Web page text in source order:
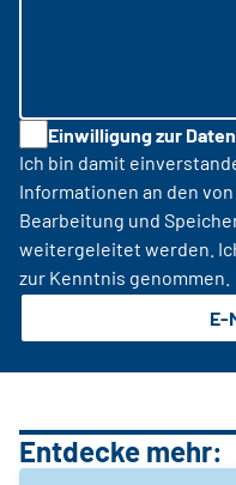
Einwilligung zur
Ich bin damit
Informationen an den
Bearbeitung und
weitergeleitet werden.
zur Kenntnis genommen.
E-
Entdecke mehr: